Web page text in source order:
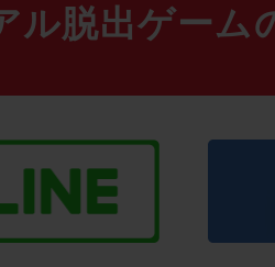
ル脱出ゲーム